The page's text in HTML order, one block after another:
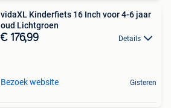
vidaXL Kinderfiets 16 Inch voor 4-6 jaar
oud Lichtgroen
€ 176,99 Details
Bezoek website Gisteren